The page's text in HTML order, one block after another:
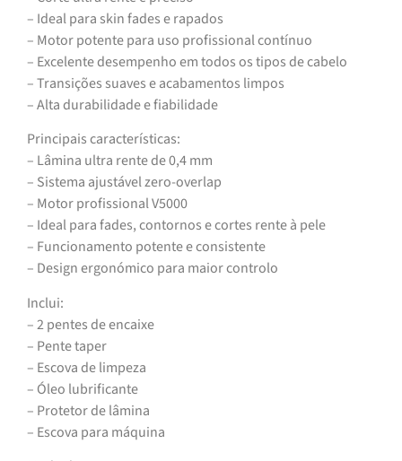
– Ideal para skin fades e rapados
– Motor potente para uso profissional contínuo
– Excelente desempenho em todos os tipos de cabelo
– Transições suaves e acabamentos limpos
– Alta durabilidade e fiabilidade
Principais características:
– Lâmina ultra rente de 0,4 mm
– Sistema ajustável zero-overlap
– Motor profissional V5000
– Ideal para fades, contornos e cortes rente à pele
– Funcionamento potente e consistente
– Design ergonómico para maior controlo
Inclui:
– 2 pentes de encaixe
– Pente taper
– Escova de limpeza
– Óleo lubrificante
– Protetor de lâmina
– Escova para máquina